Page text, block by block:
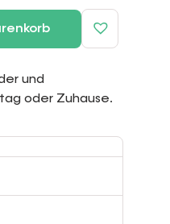
und
oder Zuhause.